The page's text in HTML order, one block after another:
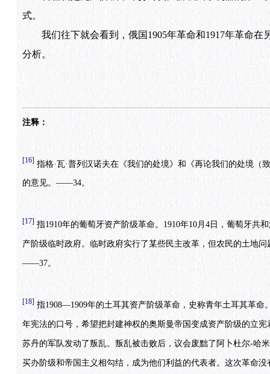
式。
我们往下就会看到，俄国1905年革命和1917年革命在
分析。
注释：
[16] 指格·瓦·普列汉诺夫在《我们的处境》和《再论我们的处境（
的意见。——34。
[17] 指1910年的葡萄牙资产阶级革命。1910年10月4日，葡萄牙共
产阶级临时政府。临时政府实行了某些民主改革，但农民的土地
——37。
[18]指1908—1909年的土耳其资产阶级革命，史称青年土耳其革命
年宪法的口号，希望把封建神权的奥斯曼帝国变成资产阶级的立
苏丹的军队发动了叛乱。叛乱被击败后，议会废黜了阿卜杜尔-哈
买办阶级和帝国主义相勾结，成为他们利益的代表者。这次革命